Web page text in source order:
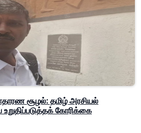
சூழல்: தமிழ் அரசியல்
கோரிக்கை